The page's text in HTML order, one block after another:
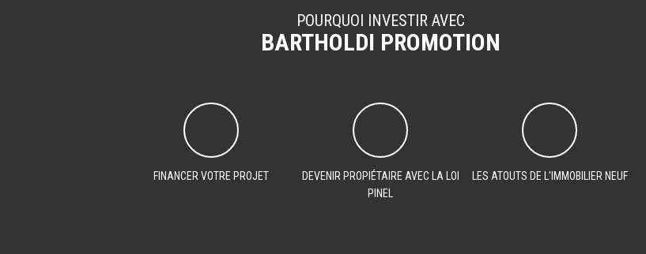
POURQUOI INVESTIR AVEC
BARTHOLDI PROMOTION
FINANCER VOTRE PROJET
DEVENIR PROPIÉTAIRE AVEC LA LOI
PINEL
LES ATOUTS DE L'IMMOBILIER NEUF